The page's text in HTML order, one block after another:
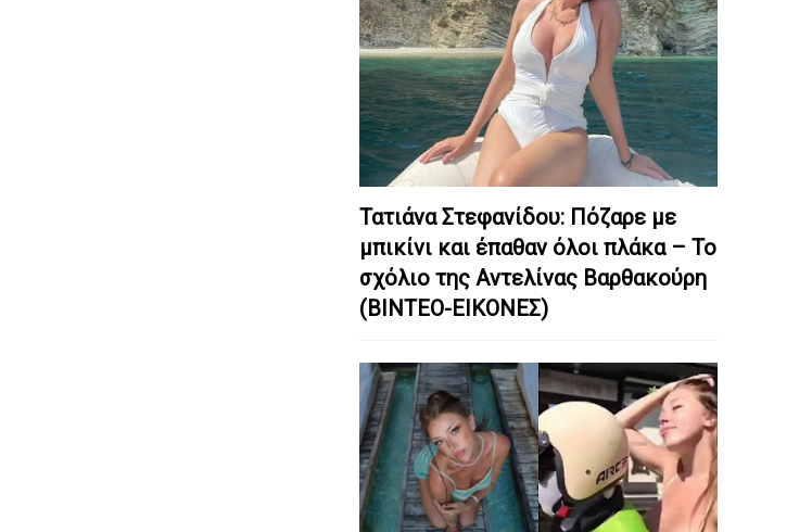
Τατιάνα Στεφανίδου: Πόζαρε με
μπικίνι και έπαθαν όλοι πλάκα – Το
σχόλιο της Αντελίνας Βαρθακούρη
(ΒΙΝΤΕΟ-ΕΙΚΟΝΕΣ)